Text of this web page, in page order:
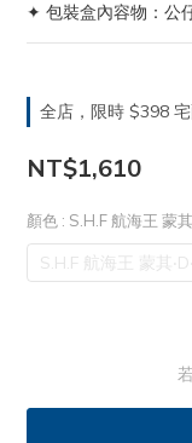
✦ 包裝盒內容物：公
全店，限時 $398
NT$1,610
顏色 : S.H.F 航海王 蒙
S.H.F 航海王 蒙其